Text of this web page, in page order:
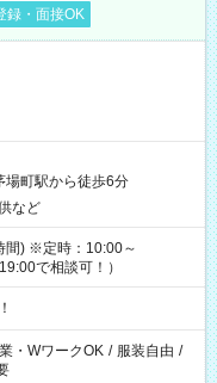
録・面接OK
場町駅から徒歩6分
など
) ※定時：10:00～
で相談可！）
・WワークOK / 服装自由 /